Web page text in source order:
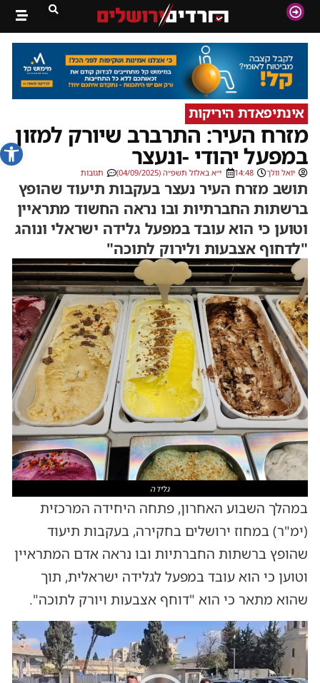
פתח
אינתיפאדת היריקות
מזרח העיר: התרברב שיורק למזון
במפעל יהודי -ונעצר
יואל וולך 14:48 י״א באלול תשפ״ה (04/09/2025) תגובות
תושב מזרח העיר נעצר בעקבות תיעוד שהופץ
ברשתות החברתיות ובו נראה החשוד מתראיין
וטוען כי הוא עובד במפעל גלידה ישראלי ונוהג
"לדחוף אצבעות ולירוק לתוכה"
גלידה
במהלך השבוע האחרון, פתחה היחידה המרכזית
(ימ"ר) במחוז ירושלים בחקירה, בעקבות תיעוד
שהופץ ברשתות החברתיות ובו נראה אדם המתראיין
וטוען כי הוא עובד במפעל לגלידה ישראלית, תוך
שהוא מתאר כי הוא "דוחף אצבעות ויורק לתוכה".
נגן
וידאו